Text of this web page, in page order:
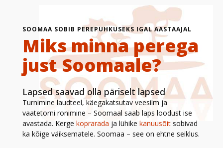
SOOMAA SOBIB PEREPUHKUSEKS IGAL AASTAAJAL
Miks minna perega
just Soomaale?
Lapsed saavad olla päriselt lapsed
Turnimine laudteel, käegakatsutav veesilm ja
vaatetorni ronimine – Soomaal saab laps loodust ise
avastada. Kerge koprarada ja lühike kanuusõit sobivad
ka kõige väiksematele. Soomaa – see on ehtne seiklus.